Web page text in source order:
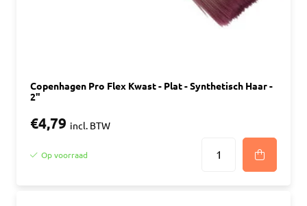
Copenhagen Pro Flex Kwast - Plat - Synthetisch Haar -
2"
€4,79 incl. BTW
Op voorraad